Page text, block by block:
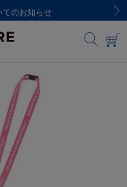
てのお知らせ